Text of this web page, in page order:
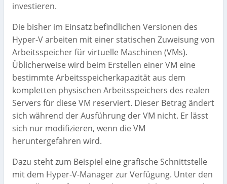
investieren.
Die bisher im Einsatz befindlichen Versionen des
Hyper-V arbeiten mit einer statischen Zuweisung von
Arbeitsspeicher für virtuelle Maschinen (VMs).
Üblicherweise wird beim Erstellen einer VM eine
bestimmte Arbeitsspeicherkapazität aus dem
kompletten physischen Arbeitsspeichers des realen
Servers für diese VM reserviert. Dieser Betrag ändert
sich während der Ausführung der VM nicht. Er lässt
sich nur modifizieren, wenn die VM
heruntergefahren wird.
Dazu steht zum Beispiel eine grafische Schnittstelle
mit dem Hyper-V-Manager zur Verfügung. Unter den